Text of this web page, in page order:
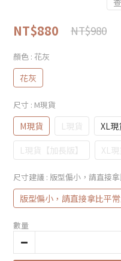
NT$880 NT$980
顏色 : 花灰
花灰
尺寸 : M現貨
M現貨 L現貨 XL現
L現貨【加長版】
XL現
尺寸建議 : 版型偏小，請直接
版型偏小，請直接拿比平
數量